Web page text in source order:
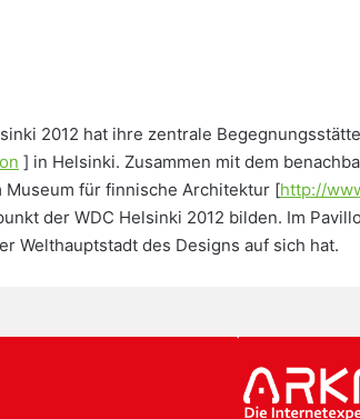
2012 hat ihre zentrale
] in Helsinki. Zusammen mit dem
Museum für finnische Architektur [http://
der WDC Helsinki 2012 bilden. Im
Welthauptstadt des Designs auf sich hat.